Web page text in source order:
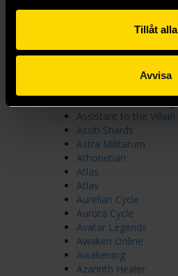
Tillåt alla
Avvisa
Ashtown
Aspect-Emperor
Assistant to the Villain
Assiti Shards
Astra Militarum
Athonetian
Atlas
Atlas
Aurelian Cycle
Aurora Cycle
Avatar Legends
Awaken Online
Awakening
Azarinth Healer